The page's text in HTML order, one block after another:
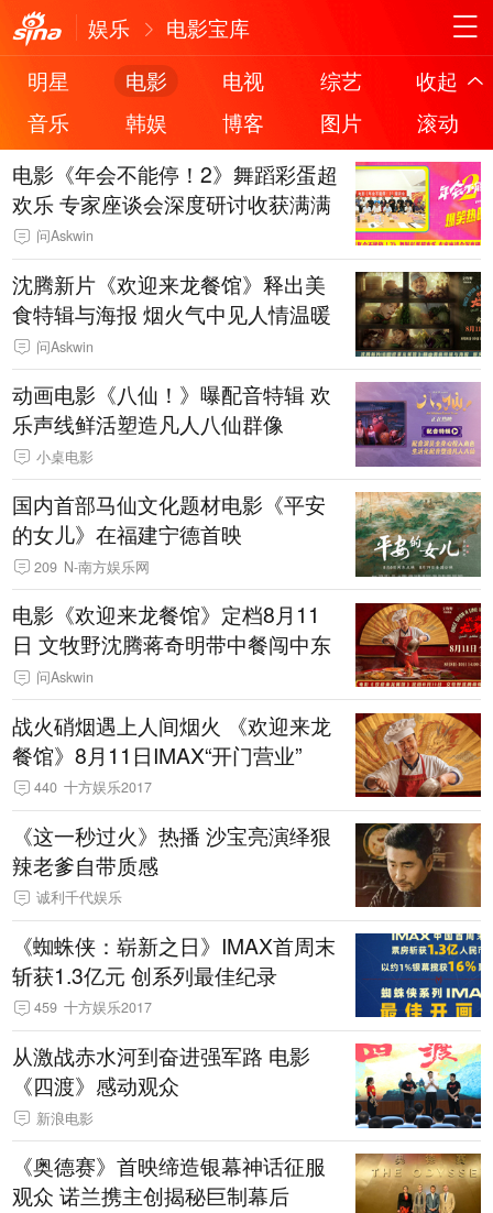
娱乐
电影宝库
明星
电影 电视 综艺
收起
音乐
韩娱 博客 图片
滚动
电影《年会不能停！2》舞蹈彩蛋超
欢乐 专家座谈会深度研讨收获满满
问Askwin
沈腾新片《欢迎来龙餐馆》释出美
食特辑与海报 烟火气中见人情温暖
问Askwin
动画电影《八仙！》曝配音特辑 欢
乐声线鲜活塑造凡人八仙群像
小桌电影
国内首部马仙文化题材电影《平安
的女儿》在福建宁德首映
209 N-南方娱乐网
电影《欢迎来龙餐馆》定档8月11
日 文牧野沈腾蒋奇明带中餐闯中东
问Askwin
战火硝烟遇上人间烟火 《欢迎来龙
餐馆》8月11日IMAX“开门营业”
440 十方娱乐2017
《这一秒过火》热播 沙宝亮演绎狠
辣老爹自带质感
诚利千代娱乐
《蜘蛛侠：崭新之日》IMAX首周末
斩获1.3亿元 创系列最佳纪录
459 十方娱乐2017
从激战赤水河到奋进强军路 电影
《四渡》感动观众
新浪电影
《奥德赛》首映缔造银幕神话征服
观众 诺兰携主创揭秘巨制幕后